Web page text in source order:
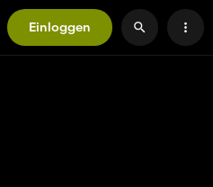
Einloggen